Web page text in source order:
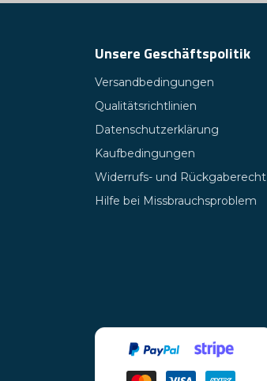
Unsere Geschäftspolitik
Versandbedingungen
Qualitätsrichtlinien
Datenschutzerklärung
Kaufbedingungen
Widerrufs- und Rückgaberecht
Hilfe bei Missbrauchsproblem